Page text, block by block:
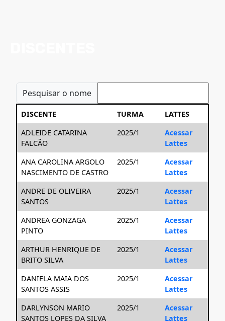
Pesquisar o nome
DISCENTE TURMA
LATTES
ADLEIDE CATARINA
FALCÃO
2025/1
Acessar
Lattes
ANA CAROLINA ARGOLO
NASCIMENTO DE CASTRO
2025/1
Acessar
Lattes
ANDRE DE OLIVEIRA
SANTOS
2025/1
Acessar
Lattes
ANDREA GONZAGA
PINTO
2025/1
Acessar
Lattes
ARTHUR HENRIQUE DE
BRITO SILVA
2025/1
Acessar
Lattes
DANIELA MAIA DOS
SANTOS ASSIS
2025/1
Acessar
Lattes
DARLYNSON MARIO
SANTOS LOPES DA SILVA
2025/1
Acessar
Lattes